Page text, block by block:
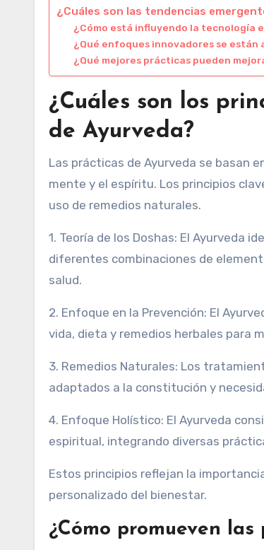
¿Cuáles son las tendencias
¿Cómo está influyendo la tecnología
¿Qué enfoques innovadores se
¿Qué mejores prácticas pueden
¿Cuáles son los
de Ayurveda?
Las prácticas de Ayurveda se basan
mente y el espíritu. Los principios
uso de remedios naturales.
1. Teoría de los Doshas: El Ayurveda
diferentes combinaciones de
salud.
2. Enfoque en la Prevención: El
vida, dieta y remedios herbales para
3. Remedios Naturales: Los
adaptados a la constitución y
4. Enfoque Holístico: El Ayurveda
espiritual, integrando diversas
Estos principios reflejan la
personalizado del bienestar.
¿Cómo promueven